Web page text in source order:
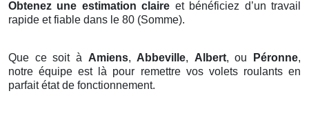
Obtenez une estimation claire et bénéficiez d’un travail
rapide et fiable dans le 80 (Somme).
Que ce soit à Amiens, Abbeville, Albert, ou Péronne,
notre équipe est là pour remettre vos volets roulants en
parfait état de fonctionnement.